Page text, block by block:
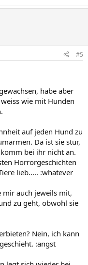
#5
habe aber
wie mit Hunden
auf jeden Hund zu
Da ist sie stur,
bei ihr nicht an.
Horrorgeschichten
lieb..... :whatever
mir auch jeweils mit,
zu geht, obwohl sie
Nein, ich kann
:angst